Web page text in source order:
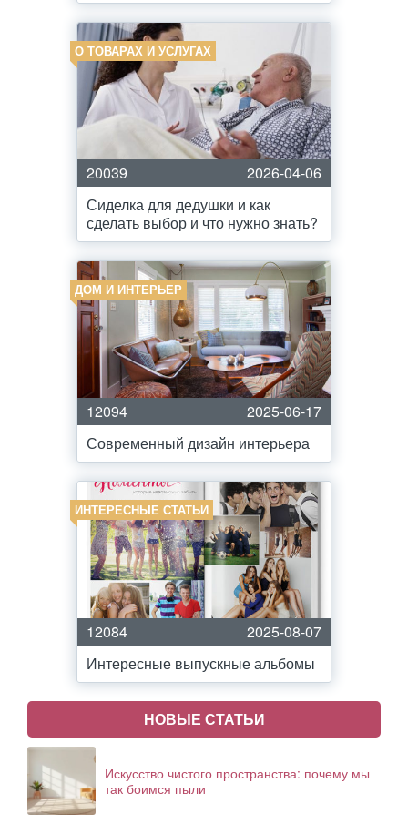
О ТОВАРАХ И УСЛУГАХ
20039
2026-04-06
Сиделка для дедушки и как
сделать выбор и что нужно знать?
ДОМ И ИНТЕРЬЕР
12094
2025-06-17
Современный дизайн интерьера
ИНТЕРЕСНЫЕ СТАТЬИ
12084
2025-08-07
Интересные выпускные альбомы
НОВЫЕ СТАТЬИ
Искусство чистого пространства: почему мы
так боимся пыли